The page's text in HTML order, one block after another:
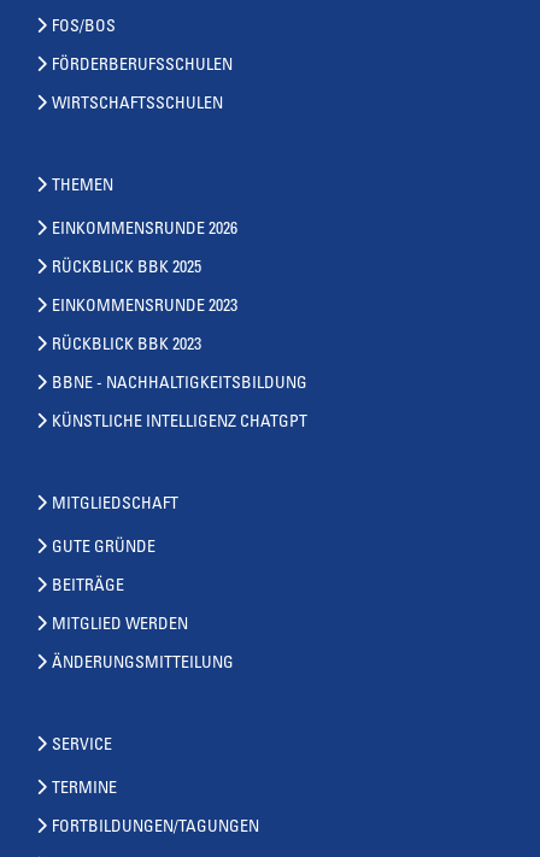
FOS/BOS
FÖRDERBERUFSSCHULEN
WIRTSCHAFTSSCHULEN
THEMEN
EINKOMMENSRUNDE 2026
RÜCKBLICK BBK 2025
EINKOMMENSRUNDE 2023
RÜCKBLICK BBK 2023
BBNE - NACHHALTIGKEITSBILDUNG
KÜNSTLICHE INTELLIGENZ CHATGPT
MITGLIEDSCHAFT
GUTE GRÜNDE
BEITRÄGE
MITGLIED WERDEN
ÄNDERUNGSMITTEILUNG
SERVICE
TERMINE
FORTBILDUNGEN/TAGUNGEN